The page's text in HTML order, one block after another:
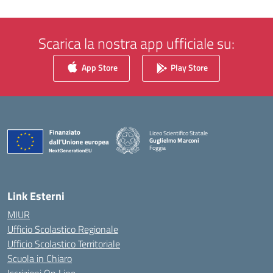
Scarica la nostra app ufficiale su:
App Store Play Store
Liceo Scientifico Statale
Guglielmo Marconi
Foggia
— Visita la pagina iniziale della scuola
Link Esterni
MIUR
Ufficio Scolastico Regionale
Ufficio Scolastico Territoriale
Scuola in Chiaro